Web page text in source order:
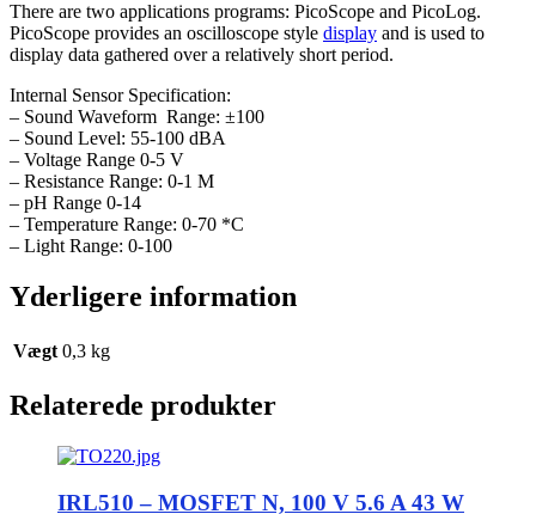
There are two applications programs: PicoScope and PicoLog.
PicoScope provides an oscilloscope style display and is used to
display data gathered over a relatively short period.
Internal Sensor Specification:
– Sound Waveform Range: ±100
– Sound Level: 55-100 dBA
– Voltage Range 0-5 V
– Resistance Range: 0-1 M
– pH Range 0-14
– Temperature Range: 0-70 *C
– Light Range: 0-100
Yderligere information
Vægt 0,3 kg
Relaterede produkter
IRL510 – MOSFET N, 100 V 5.6 A 43 W